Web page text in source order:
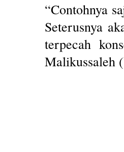
“Contohnya
Seterusnya
terpecah
Malikussaleh